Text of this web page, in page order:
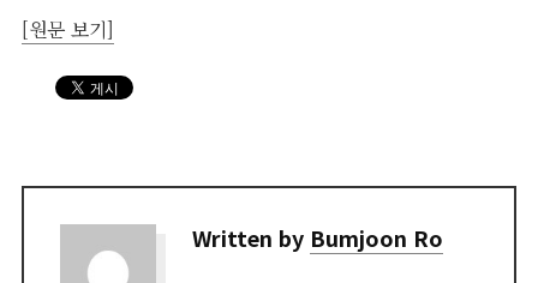
[원문 보기]
Written by Bumjoon Ro